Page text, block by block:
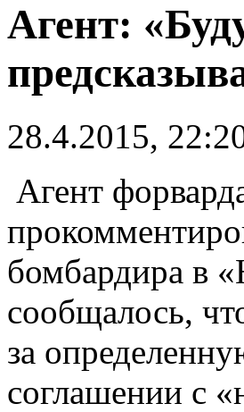
Агент:
28.4.2015,
Агент
бомбардира в
сообщалось,
за
соглашении с